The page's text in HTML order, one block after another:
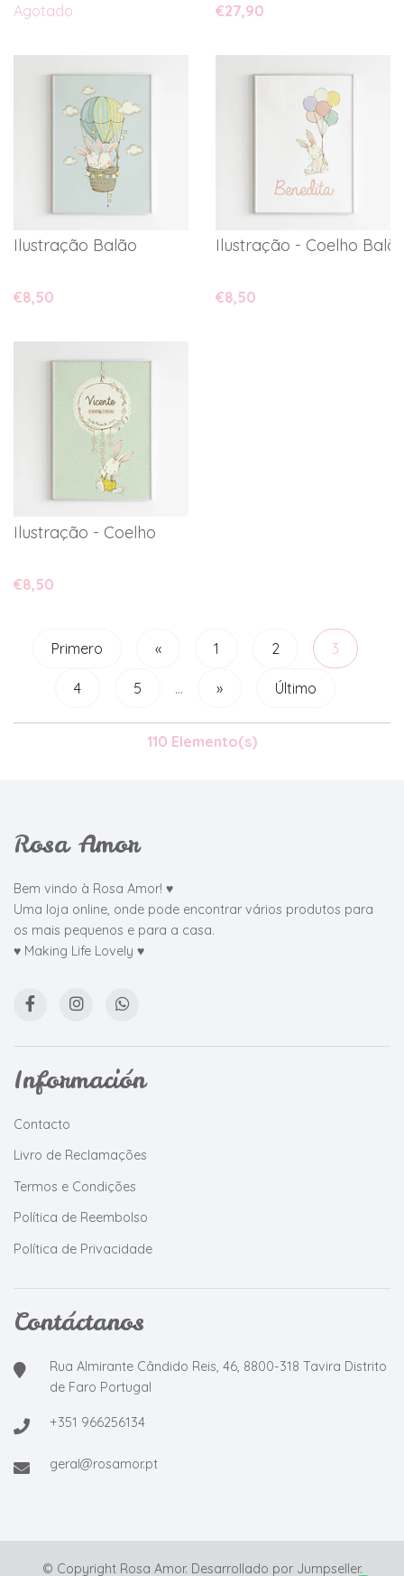
Agotado €27,90
Ilustração Balão
€8,50
Ilustração - Coelho
€8,50
Ilustração - Coelho
€8,50
Primero « 1 2 3
4 5 ... » Último
110 Elemento(s)
Rosa Amor
Bem vindo à Rosa Amor! ♥
Uma loja online, onde pode encontrar vários produtos para
os mais pequenos e para a casa.
♥ Making Life Lovely ♥
Información
Contacto
Livro de Reclamações
Termos e Condições
Política de Reembolso
Política de Privacidade
Contáctanos
Rua Almirante Cândido Reis, 46, 8800-318 Tavira Distrito
de Faro Portugal
+351 966256134
geral@rosamor.pt
© Copyright Rosa Amor. Desarrollado por Jumpseller.